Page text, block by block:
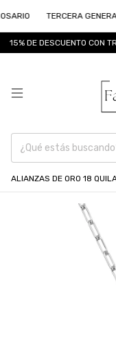
TERCERA
DE DESCUENTO CON
ALIANZAS DE ORO 18